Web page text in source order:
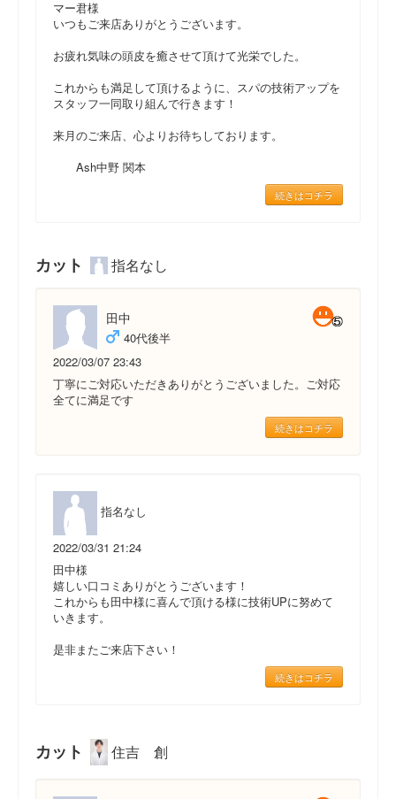
マー君様
いつもご来店ありがとうございます。
お疲れ気味の頭皮を癒させて頂けて光栄でした。
これからも満足して頂けるように、スパの技術アップを
スタッフ一同取り組んで行きます！
来月のご来店、心よりお待ちしております。
Ash中野 関本
続きはコチラ
カット 指名なし
田中
40代後半
2022/03/07 23:43
丁寧にご対応いただきありがとうございました。ご対応
全てに満足です
続きはコチラ
指名なし
2022/03/31 21:24
田中様
嬉しい口コミありがとうございます！
これからも田中様に喜んで頂ける様に技術UPに努めて
いきます。
是非またご来店下さい！
続きはコチラ
カット 住吉 創